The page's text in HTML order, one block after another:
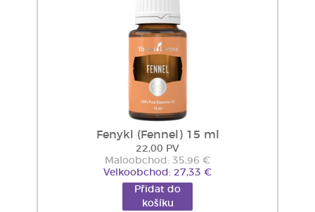
Fenykl (Fennel) 15 ml
22,00 PV
Maloobchod: 35,96 €
Velkoobchod: 27,33 €
Přidat do
košíku